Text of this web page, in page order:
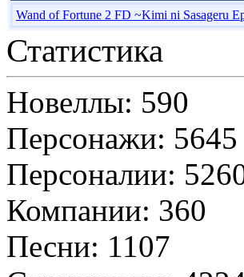
Wand of Fortune 2 FD ~Kimi ni Sasageru
Статистика
Новеллы: 590
Персонажи: 5645
Персоналии:
Компании: 360
Песни: 1107